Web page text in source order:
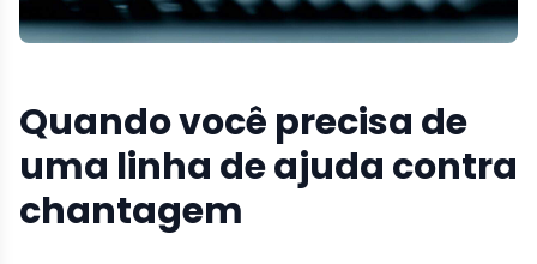
Quando você precisa de
uma linha de ajuda contra
chantagem